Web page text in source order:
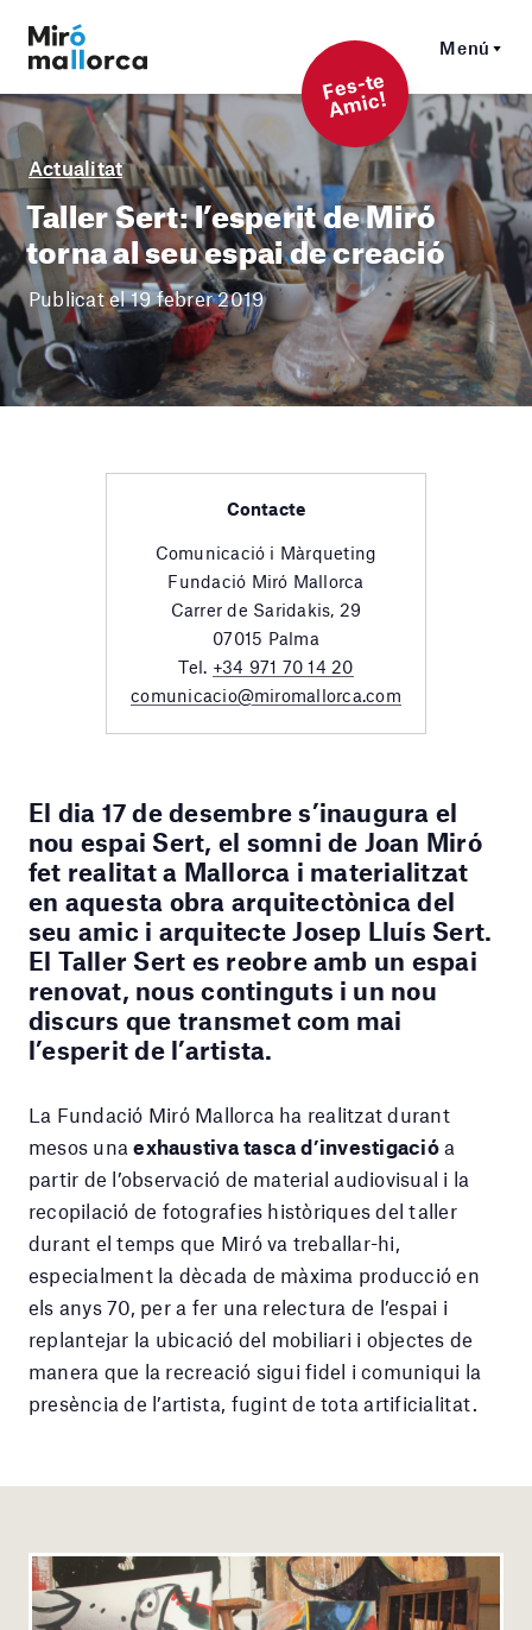
Menú
F
es-t
e
A
mi
c!
Actualitat
Taller Sert: l’esperit de Miró
torna al seu espai de creació
Publicat el 19 febrer 2019
Contacte
Comunicació i Màrqueting
Fundació Miró Mallorca
Carrer de Saridakis, 29
07015 Palma
Tel. +34 971 70 14 20
comunicacio@miromallorca.com
El dia 17 de desembre s’inaugura el
nou espai Sert, el somni de Joan Miró
fet realitat a Mallorca i materialitzat
en aquesta obra arquitectònica del
seu amic i arquitecte Josep Lluís Sert.
El Taller Sert es reobre amb un espai
renovat, nous continguts i un nou
discurs que transmet com mai
l’esperit de l’artista.
La Fundació Miró Mallorca ha realitzat durant
mesos unaexhaustiva tasca d’investigacióa
partir de l’observació de material audiovisual i la
recopilació de fotografies històriques del taller
durant el temps que Miró va treballar-hi,
especialment la dècada de màxima producció en
els anys 70, per a fer una relectura de l’espai i
replantejar la ubicació del mobiliari i objectes de
manera que la recreació sigui fidel i comuniqui la
presència de l’artista, fugint de tota artificialitat.